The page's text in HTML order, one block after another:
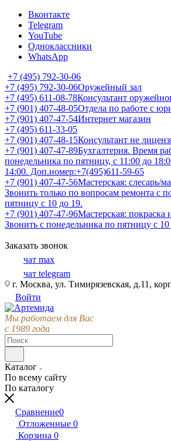
Вконтакте
Telegram
YouTube
Одноклассники
WhatsApp
+7 (495) 792-30-06
+7 (495) 792-30-06Оружейный зал
+7 (495) 611-08-78Консультант
+7 (901) 407-48-05Отдела по работе с
+7 (901) 407-47-54Интернет магазин
+7 (495) 611-33-05
+7 (901) 407-48-15Консультант не
+7 (901) 407-47-89Бухгалтерия. Время
понедельника по пятницу, с 11:00 до
14:00. Доп.номер:+7(495)611-59-65
+7 (901) 407-47-56Мастерская: слесарь/
Звонить только по вопросам ремонта с
пятницу с 10 до 19.
+7 (901) 407-47-96Мастерская: покраска
Звонить с понедельника по пятницу с 10
Заказать звонок
чат max
чат telegram
г. Москва, ул. Тимирязевская, д.11,
Войти
Мы работаем для Вас
с 1989 года
Каталог
По всему сайту
По каталогу
Сравнение0
Отложенные 0
Корзина 0